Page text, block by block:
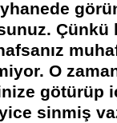
O
sinmiş